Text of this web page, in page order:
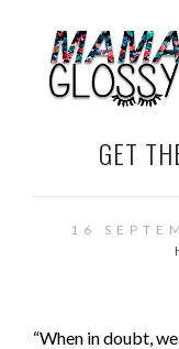
GET
16
“When in doubt,